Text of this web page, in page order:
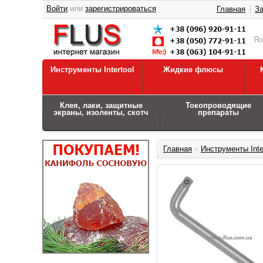
Войти или зарегистрироваться Главная
Инструменты Intertool Жидкие флюсы
Клея, лаки, защитные
экраны, изоленты, скотч
Токопроводящие
препараты
Главная » Инструменты